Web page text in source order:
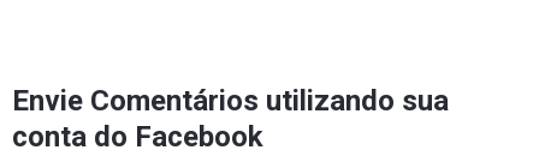
Envie Comentários utilizando sua
conta do Facebook